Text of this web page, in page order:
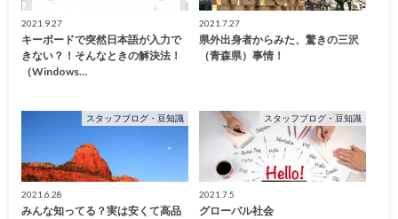
2021.9.27
キーボードで突然日本語が入力で
きない？！そんなときの解決法！
（Windows…
2021.7.27
県外出身者からみた、驚きの三沢
（青森県）事情！
スタッフブログ・豆知識
2021.6.28
みんな知ってる？実は安くて高品
スタッフブログ・豆知識
2021.7.5
グローバル社会